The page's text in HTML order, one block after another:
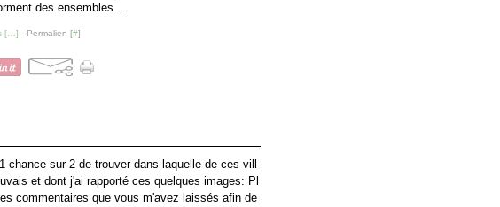
des ensembles...
[ ] - Permalien [#]
chance sur 2 de trouver dans laquelle de ces vill
et dont j'ai rapporté ces quelques images: Pl
commentaires que vous m'avez laissés afin de